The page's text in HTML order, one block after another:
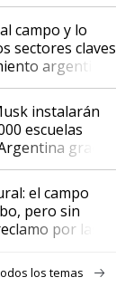
campo y lo
sectores claves
argentino
instalarán
escuelas
gracias
Starlink
el campo
pero sin
por las
los temas